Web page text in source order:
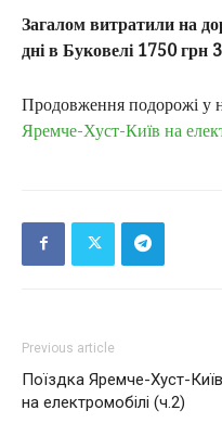
Загалом витратили на
дні в Буковелі 1750 грн
Продовження подорожі у
Яремче-Хуст-Київ на
Previous article
Поїздка Яремче-Хуст-Київ
на електромобілі (ч.2)